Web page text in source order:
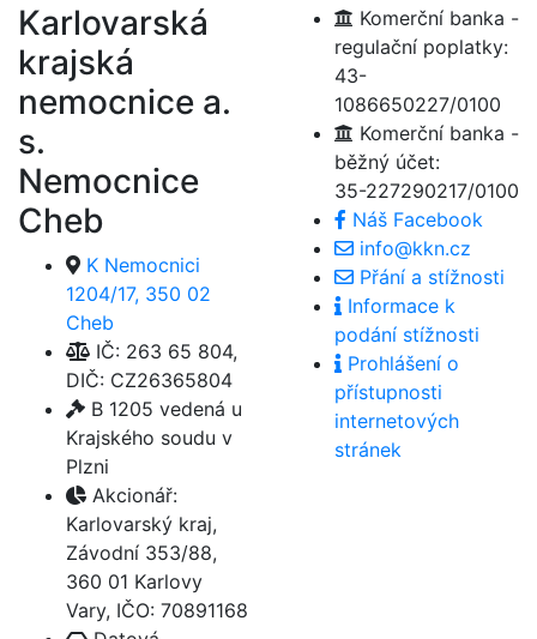
Karlovarská
krajská
nemocnice a.
s.
Nemocnice
Cheb
K Nemocnici
1204/17, 350 02
Cheb
IČ: 263 65 804,
DIČ: CZ26365804
B 1205 vedená u
Krajského soudu v
Plzni
Akcionář:
Karlovarský kraj,
Závodní 353/88,
360 01 Karlovy
Vary, IČO: 70891168
Komerční banka -
regulační poplatky:
43-
1086650227/0100
Komerční banka -
běžný účet:
35-227290217/0100
Náš Facebook
info@kkn.cz
Přání a stížnosti
Informace k
podání stížnosti
Prohlášení o
přístupnosti
internetových
stránek